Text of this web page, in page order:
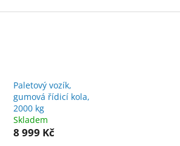
Paletový vozík,
gumová řídicí kola,
2000 kg
Skladem
8 999 Kč